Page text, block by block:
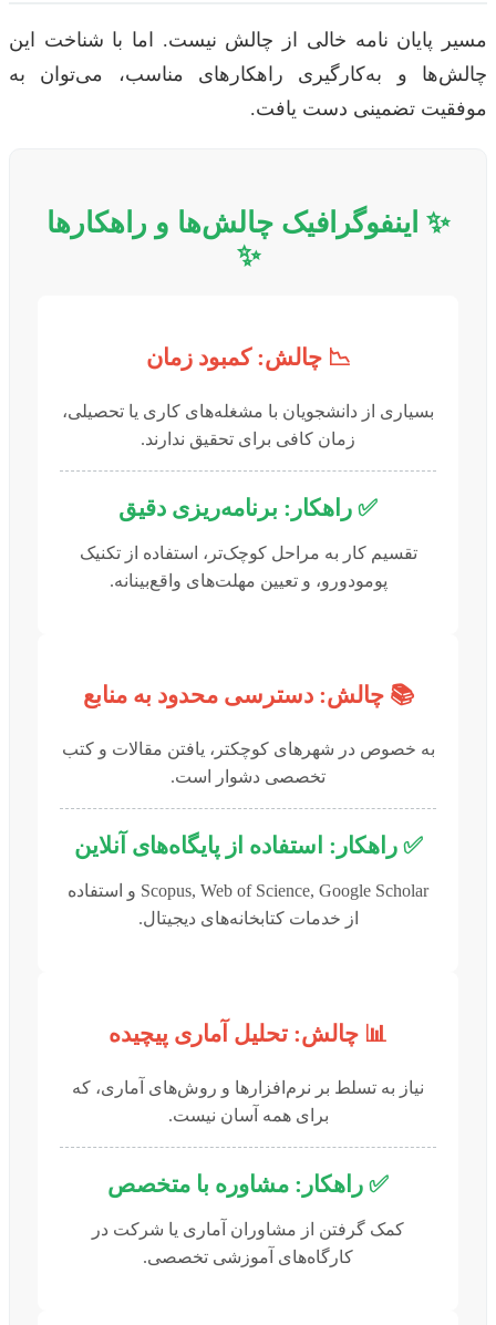
مسیر پایان نامه خالی از چالش نیست. اما با شناخت این
چالش‌ها و به‌کارگیری راهکارهای مناسب، می‌توان به
موفقیت تضمینی دست یافت.
✨ اینفوگرافیک چالش‌ها و راهکارها
✨
📉 چالش: کمبود زمان
بسیاری از دانشجویان با مشغله‌های کاری یا تحصیلی،
زمان کافی برای تحقیق ندارند.
✅ راهکار: برنامه‌ریزی دقیق
تقسیم کار به مراحل کوچک‌تر، استفاده از تکنیک
پومودورو، و تعیین مهلت‌های واقع‌بینانه.
📚 چالش: دسترسی محدود به منابع
به خصوص در شهرهای کوچکتر، یافتن مقالات و کتب
تخصصی دشوار است.
✅ راهکار: استفاده از پایگاه‌های آنلاین
Scopus, Web of Science, Google Scholar و استفاده
از خدمات کتابخانه‌های دیجیتال.
📊 چالش: تحلیل آماری پیچیده
نیاز به تسلط بر نرم‌افزارها و روش‌های آماری، که
برای همه آسان نیست.
✅ راهکار: مشاوره با متخصص
کمک گرفتن از مشاوران آماری یا شرکت در
کارگاه‌های آموزشی تخصصی.